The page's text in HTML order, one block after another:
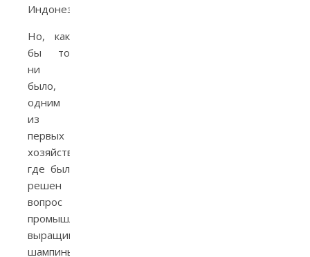
Индонезия.
Но, как
бы то
ни
было,
одним
из
первых
хозяйств,
где был
решен
вопрос
промышленного
выращивания
шампиньонов,